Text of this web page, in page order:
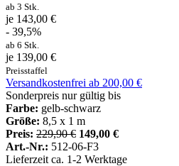
ab 3 Stk.
je 143,00 €
- 39,5%
ab 6 Stk.
je 139,00 €
Preisstaffel
Versandkostenfrei ab 200,00 €
Sonderpreis nur gültig bis
Farbe: gelb-schwarz
Größe: 8,5 x 1 m
Preis: 229,90 € 149,00 €
Art.-Nr.: 512-06-F3
Lieferzeit ca. 1-2 Werktage